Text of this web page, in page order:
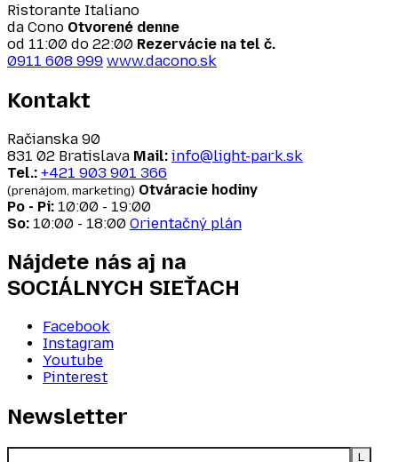
Ristorante Italiano
da Cono Otvorené denne
od 11:00 do 22:00 Rezervácie na tel č.
0911 608 999 www.dacono.sk
Kontakt
Račianska 90
831 02 Bratislava Mail: info@light-park.sk
Tel.: +421 903 901 366
(prenájom, marketing) Otváracie hodiny
Po - Pi: 10:00 - 19:00
So: 10:00 - 18:00 Orientačný plán
Nájdete nás aj na
SOCIÁLNYCH SIEŤACH
Facebook
Instagram
Youtube
Pinterest
Newsletter